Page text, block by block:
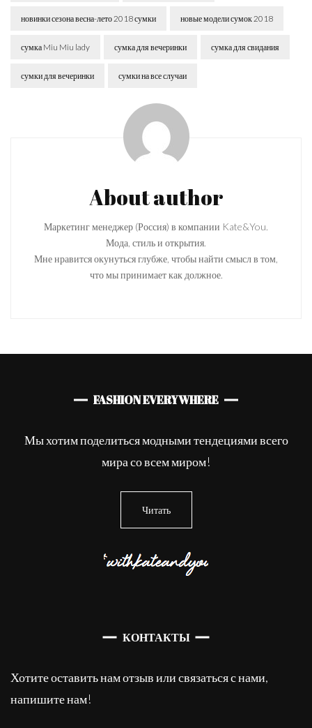
новинки сезона весна-лето 2018 сумки новые модели сумок 2018
сумка Miu Miu lady сумка для вечеринки сумка для свидания
сумки для вечеринки сумки на все случаи
About author
Маркетинг менеджер (Россия) в компании Kate&You.
Мода, стиль и открытия.
Мне нравится окунуться глубже, чтобы найти смысл в том,
что мы принимает как должное.
FASHION EVERYWHERE
Мы хотим поделиться модными тендециями всего
мира со всем миром!
Читать
КОНТАКТЫ
Хотите оставить нам отзыв или связаться с нами,
напишите нам!